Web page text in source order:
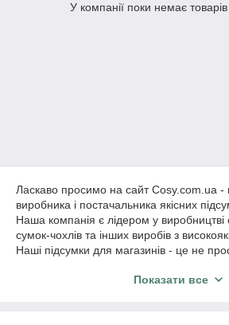
У компанії поки немає
Ласкаво просимо на сайт Cosy.com.ua -
виробника і постачальника якісних
Наша компанія є лідером у виробництві
сумок-чохлів та інших виробів з
Наші підсумки для магазинів - це не
мистецтва, що привертає увагу і
Показати все